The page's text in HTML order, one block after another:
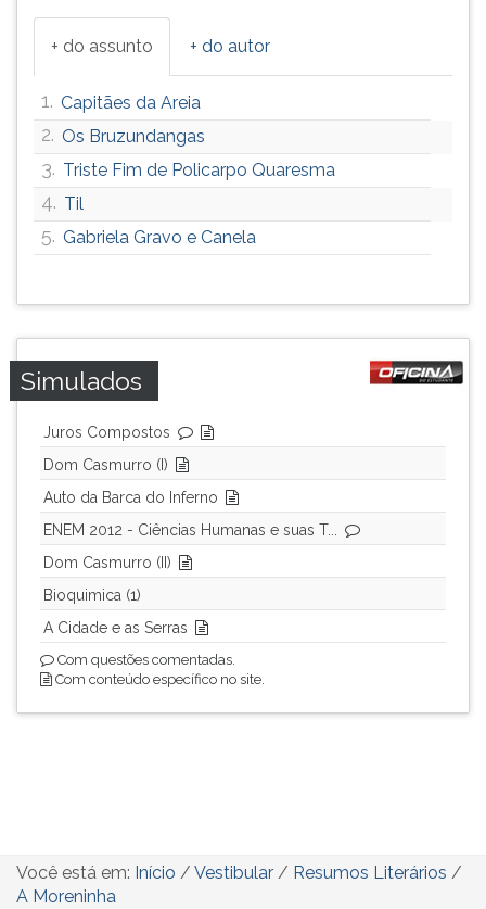
+ do assunto + do autor
1. Capitães da Areia
2. Os Bruzundangas
3. Triste Fim de Policarpo Quaresma
4. Til
5. Gabriela Gravo e Canela
Simulados
Juros Compostos
Dom Casmurro (I)
Auto da Barca do Inferno
ENEM 2012 - Ciências Humanas e suas T...
Dom Casmurro (II)
Bioquimica (1)
A Cidade e as Serras
Com questões comentadas.
Com conteúdo específico no site.
Você está em: Início / Vestibular / Resumos Literários /
A Moreninha